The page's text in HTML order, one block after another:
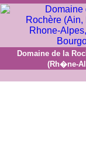
Domaine de la
(Rh�ne-